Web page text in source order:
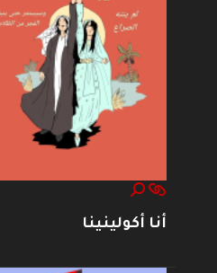
أنا أكولينينا